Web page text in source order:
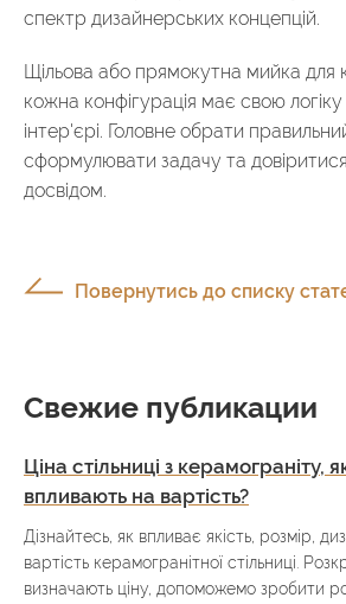
спектр дизайнерських концепцій.
Щільова або прямокутна мийка для
кожна конфігурація має свою логіку
інтер'єрі. Головне обрати
сформулювати задачу та
досвідом.
Повернутись до списку
Свежие публикации
Ціна стільниці з керамограніту,
впливають на вартість?
Дізнайтесь, як впливає якість, розмір,
вартість керамогранітної стільниці.
визначають ціну, допоможемо зробити